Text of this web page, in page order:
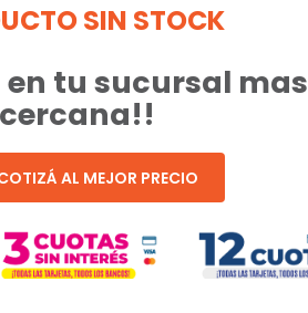
SIN STOCK
en tu sucursal mas
cercana!!
AL MEJOR PRECIO